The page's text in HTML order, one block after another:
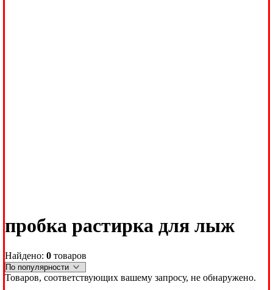
пробка растирка для лыж
Найдено: 0 товаров
Товаров, соответствующих вашему запросу, не обнаружено.